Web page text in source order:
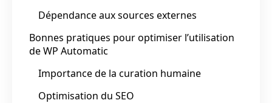
Dépendance aux sources externes
Bonnes pratiques pour optimiser l’utilisation
de WP Automatic
Importance de la curation humaine
Optimisation du SEO